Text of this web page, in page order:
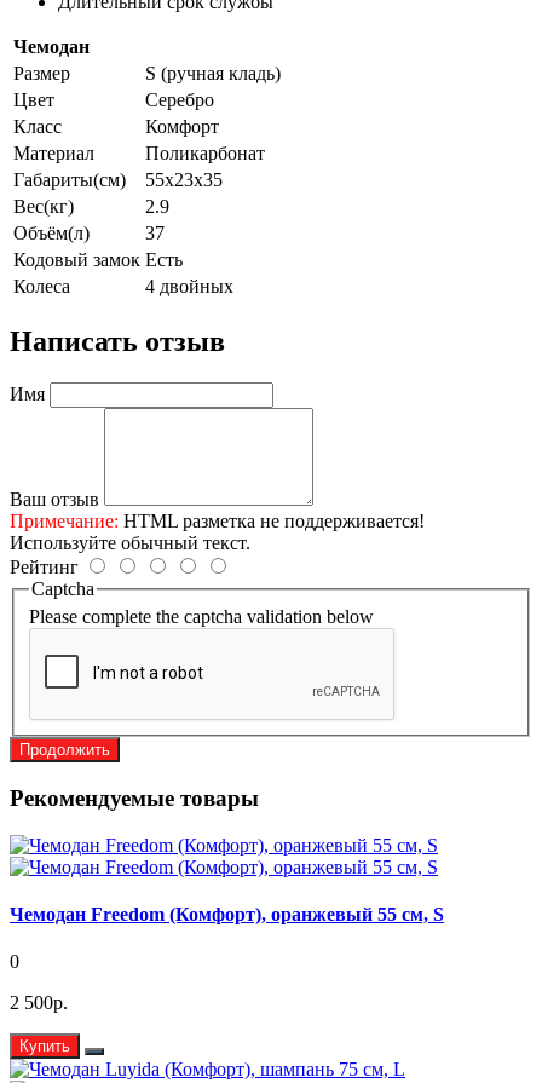
Чемодан
Размер
S (ручная кладь)
Цвет
Серебро
Класс
Комфорт
Материал
Поликарбонат
Габариты(см)
55x23x35
Вес(кг)
2.9
Объём(л)
37
Кодовый замок Есть
Колеса
4 двойных
Написать отзыв
Имя
Ваш отзыв
Примечание: HTML разметка не поддерживается!
Используйте обычный текст.
Рейтинг
Captcha
Please complete the captcha validation below
Продолжить
Рекомендуемые товары
Чемодан Freedom (Комфорт), оранжевый 55 см, S
0
2 500р.
Купить